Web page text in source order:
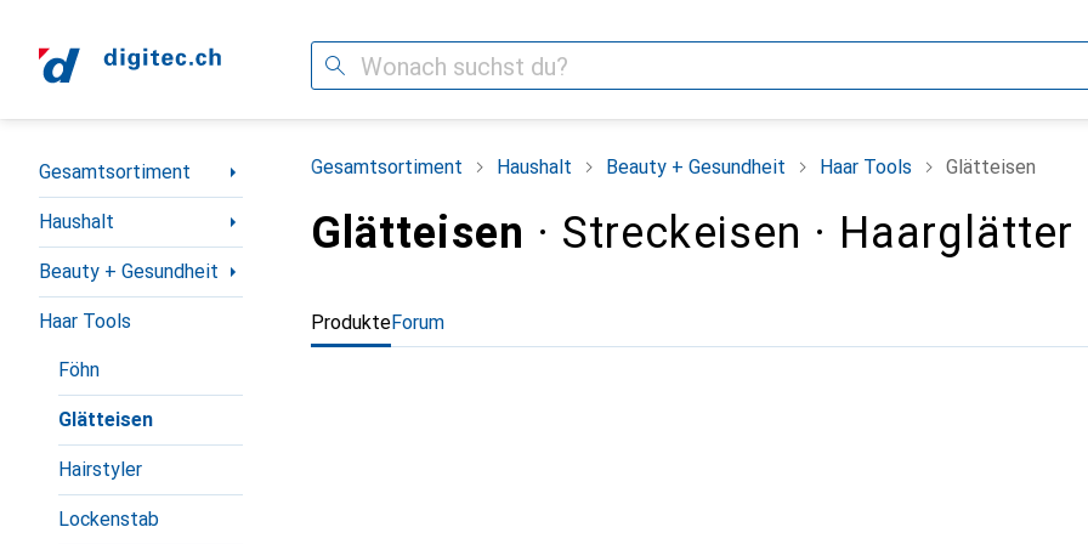
Suche
Navigation nach Kategorien
Gesamtsortiment
Haushalt
Beauty + Gesundheit
Haar Tools
Föhn
Glätteisen
Hairstyler
Lockenstab
Gesamtsortiment Haushalt Beauty + Gesundheit Haar Tools Glätteisen
Glätteisen · Streckeisen · Haarglätter
ProdukteForum